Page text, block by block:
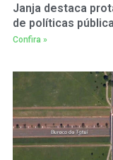
Janja destaca
de políticas
Confira »